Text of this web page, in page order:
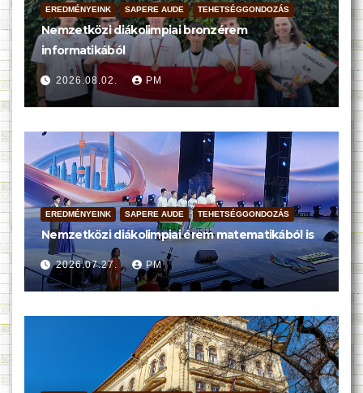
EREDMÉNYEINK SAPERE AUDE TEHETSÉGGONDOZÁS
Nemzetközi diákolimpiai bronzérem
informatikából
2026.08.02. PM
EREDMÉNYEINK SAPERE AUDE TEHETSÉGGONDOZÁS
Nemzetközi diákolimpiai érem matematikából is
2026.07.27. PM